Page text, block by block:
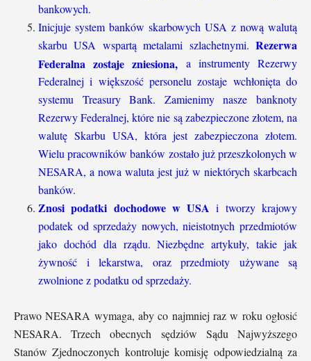
bankowych.
Inicjuje system banków skarbowych USA z nową walutą
skarbu USA wspartą metalami szlachetnymi. Rezerwa
Federalna zostaje zniesiona, a instrumenty Rezerwy
Federalnej i większość personelu zostaje wchłonięta do
systemu Treasury Bank. Zamienimy nasze banknoty
Rezerwy Federalnej, które nie są zabezpieczone złotem, na
walutę Skarbu USA, która jest zabezpieczona złotem.
Wielu pracowników banków zostało już przeszkolonych w
NESARA, a nowa waluta jest już w niektórych skarbcach
banków.
Znosi podatki dochodowe w USA i tworzy krajowy
podatek od sprzedaży nowych, nieistotnych przedmiotów
jako dochód dla rządu. Niezbędne artykuły, takie jak
żywność i lekarstwa, oraz przedmioty używane są
zwolnione z podatku od sprzedaży.
Prawo NESARA wymaga, aby co najmniej raz w roku ogłosić
NESARA. Trzech obecnych sędziów Sądu Najwyższego
Stanów Zjednoczonych kontroluje komisję odpowiedzialną za